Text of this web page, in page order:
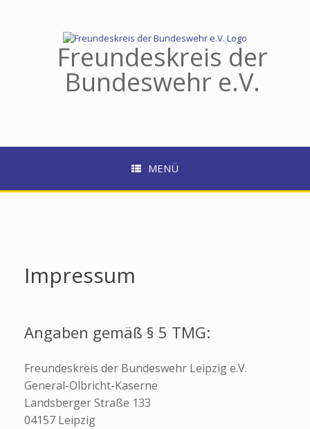
Freundeskreis der
Bundeswehr e.V.
MENÜ
Impressum
Angaben gemäß § 5 TMG:
Freundeskreis der Bundeswehr Leipzig e.V.
General-Olbricht-Kaserne
Landsberger Straße 133
04157 Leipzig